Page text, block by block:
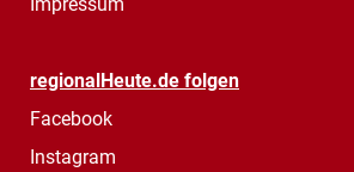
regionalHeute.de folgen
Facebook
Instagram